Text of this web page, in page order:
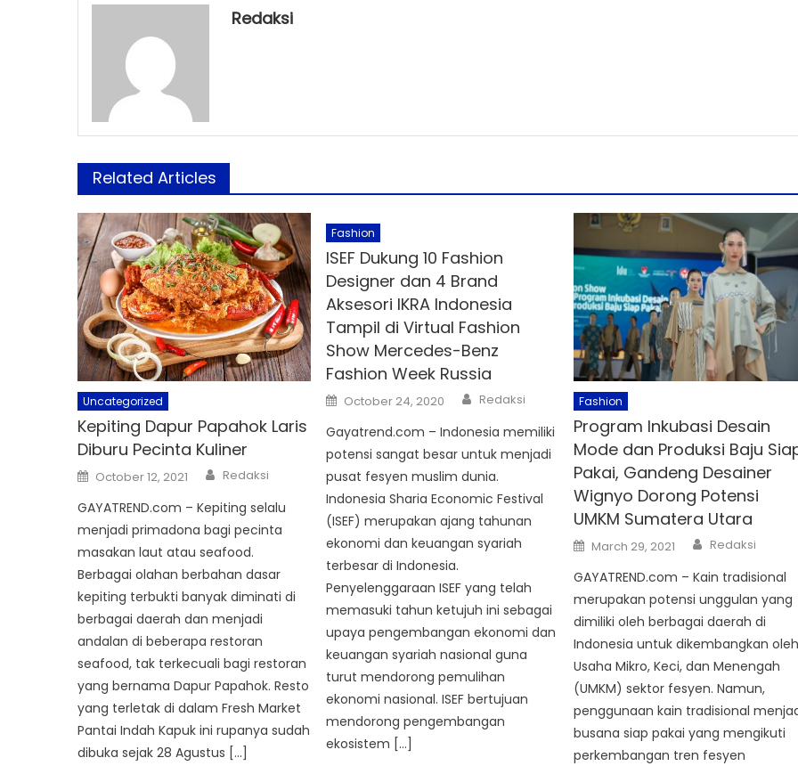
Redaksi
Related Articles
Uncategorized
Kepiting Dapur Papahok Laris
Diburu Pecinta Kuliner
Posted
on
October 12, 2021 Author
Redaksi
GAYATREND.com – Kepiting selalu
menjadi primadona bagi pecinta
masakan laut atau seafood.
Berbagai olahan berbahan dasar
kepiting terbukti banyak diminati di
berbagai daerah dan menjadi
andalan di beberapa restoran
seafood, tak terkecuali bagi restoran
yang bernama Dapur Papahok. Resto
yang terletak di dalam Fresh Market
Pantai Indah Kapuk ini rupanya sudah
dibuka sejak 28 Agustus […]
Fashion
ISEF Dukung 10 Fashion
Designer dan 4 Brand
Aksesori IKRA Indonesia
Tampil di Virtual Fashion
Show Mercedes-Benz
Fashion Week Russia
Posted
on
October 24, 2020 Author
Redaksi
Gayatrend.com – Indonesia memiliki
potensi sangat besar untuk menjadi
pusat fesyen muslim dunia.
Indonesia Sharia Economic Festival
(ISEF) merupakan ajang tahunan
ekonomi dan keuangan syariah
terbesar di Indonesia.
Penyelenggaraan ISEF yang telah
memasuki tahun ketujuh ini sebagai
upaya pengembangan ekonomi dan
keuangan syariah nasional guna
turut mendorong pemulihan
ekonomi nasional. ISEF bertujuan
mendorong pengembangan
ekosistem […]
Fashion
Program Inkubasi Desain
Mode dan Produksi Baju
Pakai, Gandeng Desainer
Wignyo Dorong Potensi
UMKM Sumatera Utara
Posted
on
March 29, 2021 Author
Redaksi
GAYATREND.com – Kain tradisional
merupakan potensi unggulan yang
dimiliki oleh berbagai daerah di
Indonesia untuk dikembangkan oleh
Usaha Mikro, Keci, dan Menengah
(UMKM) sektor fesyen. Namun,
penggunaan kain tradisional
busana siap pakai yang mengikuti
perkembangan tren fesyen